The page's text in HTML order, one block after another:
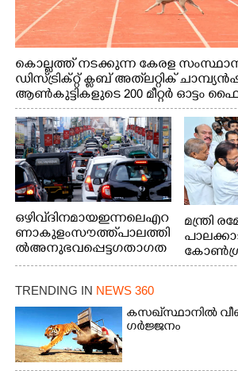
കൊല്ലത്ത് നടക്കുന്ന കേരള
ഡിസ്ട്രിക്റ്റ് ക്ലബ് അത്‌ലറ്റിക്
ആൺകുട്ടികളുടെ 200 മീറ്റർ ഓട്ടം
മത്സരത്തിനിടെ സിന്തറ്റിക്
നായകൾ.
ഒഴിവ് ദിനമായ ഇന്നലെ എറ
ണാകുളം സൗത്ത് പാലത്തി
ൽ അനുഭവപ്പെട്ട ഗതാഗത
ക്കുരുക്ക്
മന്ത്രി
TRENDING IN NEWS 360
കസഖ്‌സ്ഥാനിൽ
ഗർജ്ജനം